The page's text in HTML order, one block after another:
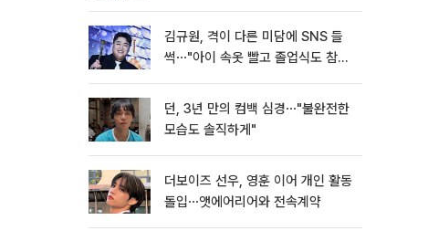
김규원, 격이 다른 미담에 SNS 들
썩⋯"아이 속옷 빨고 졸업식도 참
던, 3년 만의 컴백 심경⋯"불완전한
모습도 솔직하게"
더보이즈 선우, 영훈 이어 개인 활동
돌입⋯앳에어리어와 전속계약